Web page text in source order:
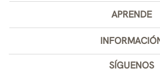
APRENDE
SÍGUENOS